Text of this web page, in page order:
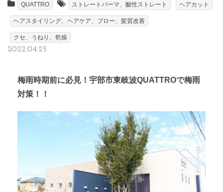
QUATTRO ストレートパーマ、酸性ストレート ヘアカット
ヘアスタイリング、ヘアケア、ブロー、髪質改善
クセ、うねり、乾燥
2022.04.25
梅雨時期前に必見！宇部市東岐波QUATTROで梅雨
対策！！